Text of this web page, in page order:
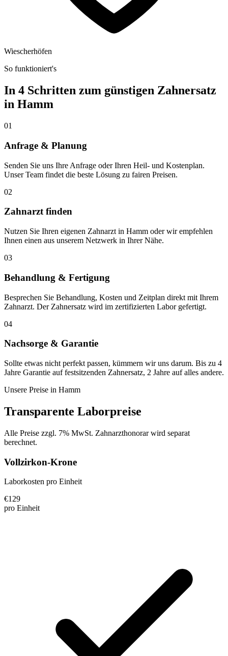
Wiescherhöfen
So funktioniert's
In 4 Schritten zum günstigen Zahnersatz
in Hamm
01
Anfrage & Planung
Senden Sie uns Ihre Anfrage oder Ihren Heil- und Kostenplan.
Unser Team findet die beste Lösung zu fairen Preisen.
02
Zahnarzt finden
Nutzen Sie Ihren eigenen Zahnarzt in Hamm oder wir empfehlen
Ihnen einen aus unserem Netzwerk in Ihrer Nähe.
03
Behandlung & Fertigung
Besprechen Sie Behandlung, Kosten und Zeitplan direkt mit Ihrem
Zahnarzt. Der Zahnersatz wird im zertifizierten Labor gefertigt.
04
Nachsorge & Garantie
Sollte etwas nicht perfekt passen, kümmern wir uns darum. Bis zu 4
Jahre Garantie auf festsitzenden Zahnersatz, 2 Jahre auf alles andere.
Unsere Preise in Hamm
Transparente Laborpreise
Alle Preise zzgl. 7% MwSt. Zahnarzthonorar wird separat
berechnet.
Vollzirkon-Krone
Laborkosten pro Einheit
€129
pro Einheit